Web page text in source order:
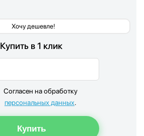
Хочу дешевле!
Купить в 1 клик
Согласен на обработку
персональных данных.